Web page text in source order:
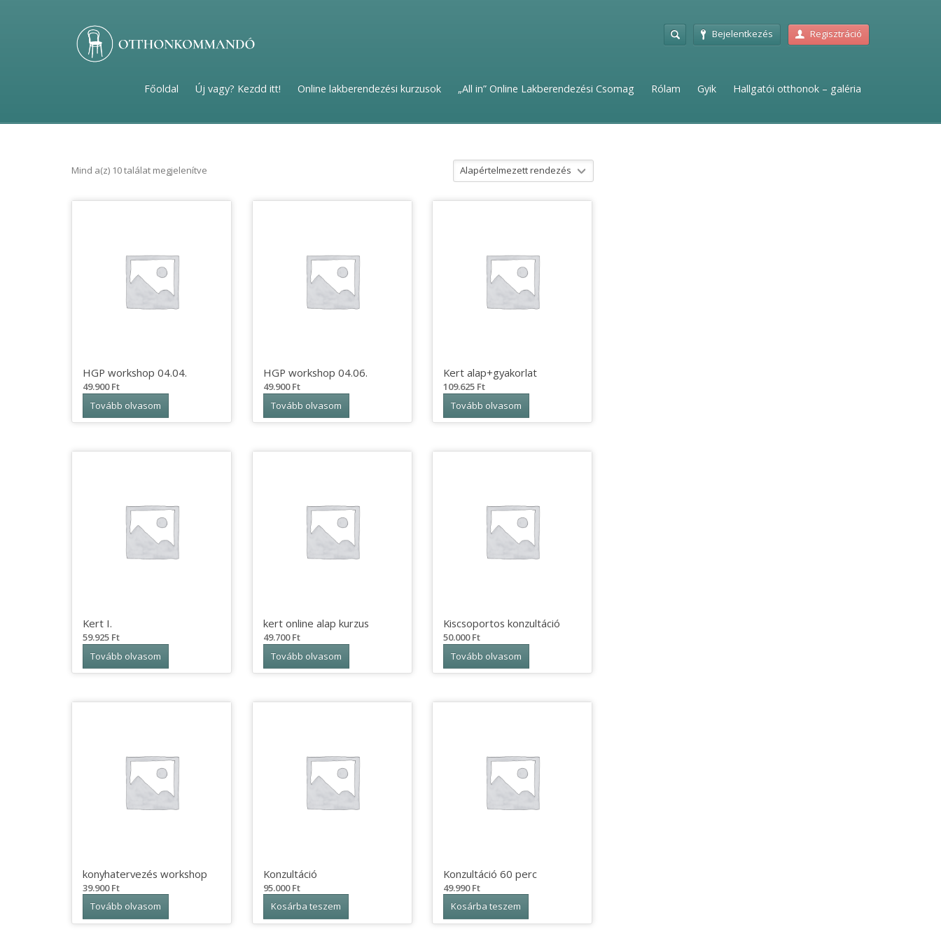
Bejelentkezés Regisztráció
Főoldal Új vagy? Kezdd itt! Online lakberendezési kurzusok „All in” Online Lakberendezési Csomag Rólam Gyik Hallgatói otthonok – galéria
Mind a(z) 10 találat megjelenítve Alapértelmezett rendezés
HGP workshop 04.04.
49.900Ft
Tovább olvasom
HGP workshop 04.06.
49.900Ft
Tovább olvasom
Kert alap+gyakorlat
109.625 Ft
Tovább olvasom
Kert I.
59.925 Ft
Tovább olvasom
kert online alap kurzus
49.700Ft
Tovább olvasom
Kiscsoportos konzultáció
50.000Ft
Tovább olvasom
konyhatervezés workshop
39.900Ft
Tovább olvasom
Konzultáció
95.000Ft
Kosárba teszem
Konzultáció 60 perc
49.990Ft
Kosárba teszem